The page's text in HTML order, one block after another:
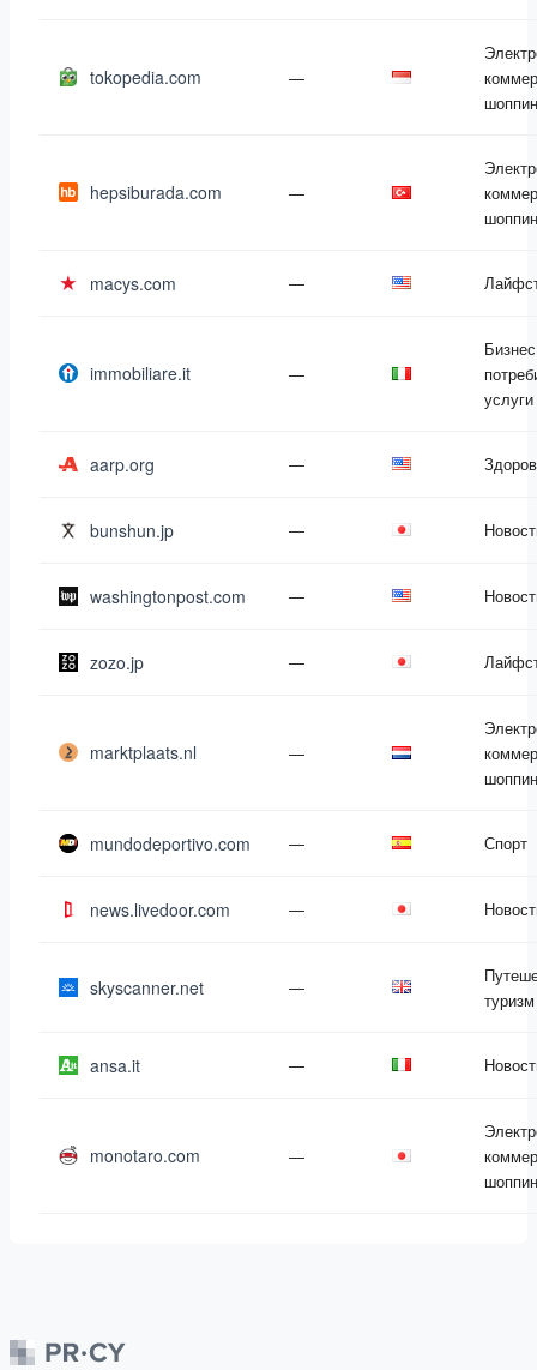
tokopedia.com —
hepsiburada.com —
macys.com —
immobiliare.it —
услуги
aarp.org —
bunshun.jp —
washingtonpost.com —
zozo.jp —
marktplaats.nl —
mundodeportivo.com — Спорт
news.livedoor.com —
skyscanner.net —
туризм
ansa.it —
monotaro.com —